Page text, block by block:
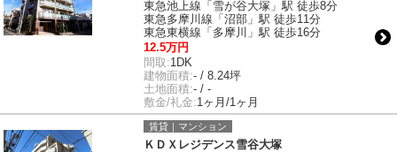
東急池上線「雪が谷大塚」駅 徒歩8分
東急多摩川線「沼部」駅 徒歩11分
東急東横線「多摩川」駅 徒歩16分
12.5万円
間取:1DK
建物面積:- / 8.24坪
土地面積:- / -
敷金/礼金:1ヶ月/1ヶ月
賃貸｜マンション
ＫＤＸレジデンス雪谷大塚